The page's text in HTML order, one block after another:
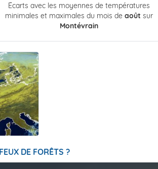
Écarts avec les moyennes de températures
minimales et maximales du mois de août sur
Montévrain
DE FORÊTS ?